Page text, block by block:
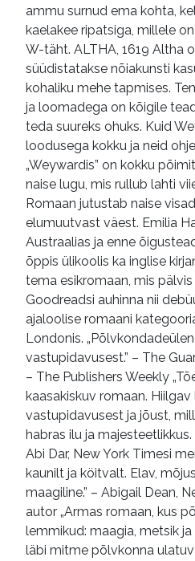
ammu surnud ema kohta,
kaelakee ripatsiga, millele
W-täht. ALTHA, 1619 Altha
süüdistatakse nõiakunsti
kohaliku mehe tapmises.
ja loomadega on kõigile
teda suureks ohuks. Kuid
loodusega kokku ja neid
„Weywardis” on kokku
naise lugu, mis rullub lahti
Romaan jutustab naise
elumuutvast väest. Emilia
Austraalias ja enne
õppis ülikoolis ka inglise
tema esikromaan, mis
Goodreadsi auhinna nii
ajaloolise romaani
Londonis.
vastupidavusest.” – The
– The Publishers Weekly
kaasakiskuv romaan.
vastupidavusest ja jõust,
habras ilu ja
Abi Dar, New York Timesi
kaunilt ja köitvalt. Elav,
maagiline.” – Abigail Dean,
autor „Armas romaan, kus
lemmikud: maagia, metsik
läbi mitme põlvkonna